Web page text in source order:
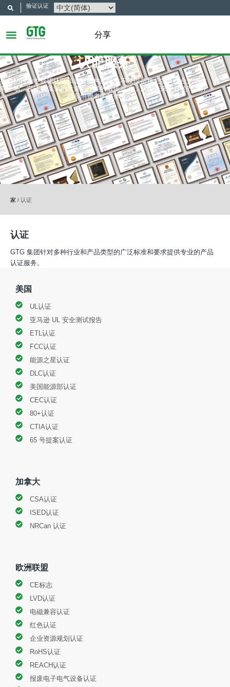
验证认证
分享
认证服务
在您的行业中获得认证和监管机构的批准不仅仅是将您的产品合法地推
向市场。它还确保满足质量和性能的最低标准，从而带来更好的产品并
提高消费者的整体信心。
家 / 认证
认证
GTG 集团针对多种行业和产品类型的广泛标准和要求提供专业的产品
认证服务。
美国
UL认证
亚马逊 UL 安全测试报告
ETL认证
FCC认证
能源之星认证
DLC认证
美国能源部认证
CEC认证
80+认证
CTIA认证
65 号提案认证
加拿大
CSA认证
ISED认证
NRCan 认证
欧洲联盟
CE标志
LVD认证
电磁兼容认证
红色认证
企业资源规划认证
RoHS认证
REACH认证
报废电子电气设备认证